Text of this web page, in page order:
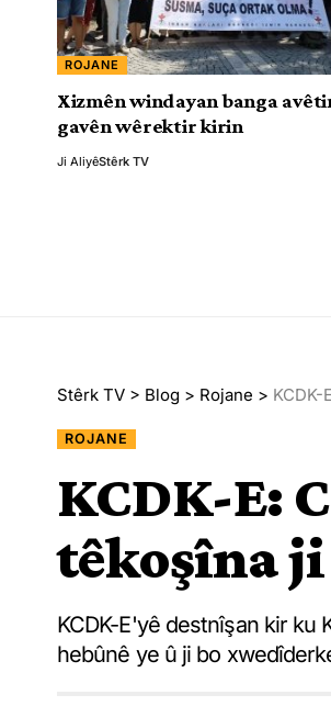
ROJANE
Xizmên windayan banga
gavên wêrektir kirin
Ji AliyêStêrk TV
Stêrk TV > Blog > Rojane >
ROJANE
KCDK-E:
têkoşîna ji
KCDK-E'yê destnîşan kir ku
hebûnê ye û ji bo